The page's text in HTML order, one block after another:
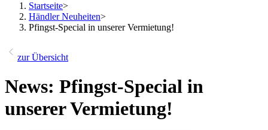
Startseite>
Händler Neuheiten>
Pfingst-Special in unserer Vermietung!
zur Übersicht
News: Pfingst-Special in
unserer Vermietung!